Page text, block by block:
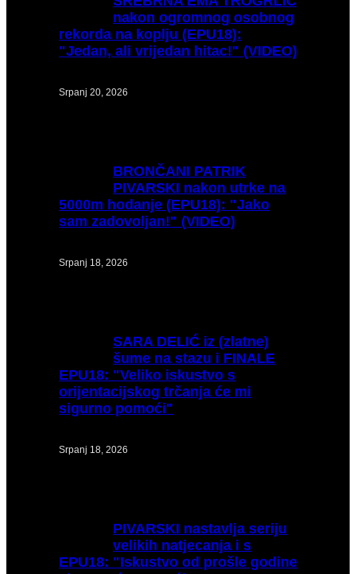
nakon ogromnog osobnog
rekorda na koplju (EPU18):
"Jedan, ali vrijedan hitac!" (VIDEO)
Srpanj 20, 2026
BRONČANI PATRIK
PIVARSKI nakon utrke na
5000m hodanje (EPU18): "Jako
sam zadovoljan!" (VIDEO)
Srpanj 18, 2026
SARA DELIĆ iz (zlatne)
šume na stazu i FINALE
EPU18: "Veliko iskustvo s
orijentacijskog trčanja će mi
sigurno pomoći"
Srpanj 18, 2026
PIVARSKI nastavlja seriju
velikih natjecanja i s
EPU18: "Iskustvo od prošle godine